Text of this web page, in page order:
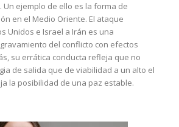
Un ejemplo de ello es la forma de
en el Medio Oriente. El ataque
Unidos e Israel a Irán es una
del conflicto con efectos
su errática conducta refleja que no
de salida que de viabilidad a un alto el
la posibilidad de una paz estable.